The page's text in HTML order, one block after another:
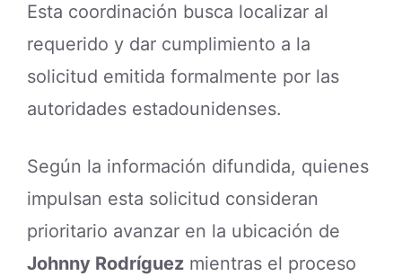
Esta coordinación busca localizar al
requerido y dar cumplimiento a la
solicitud emitida formalmente por las
autoridades estadounidenses.
Según la información difundida, quienes
impulsan esta solicitud consideran
prioritario avanzar en la ubicación de
Johnny Rodríguez mientras el proceso